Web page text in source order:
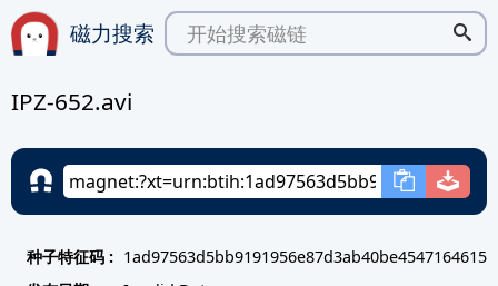
磁力搜索
IPZ-652.avi
种子特征码 : 1ad97563d5bb9191956e87d3ab40be4547164615